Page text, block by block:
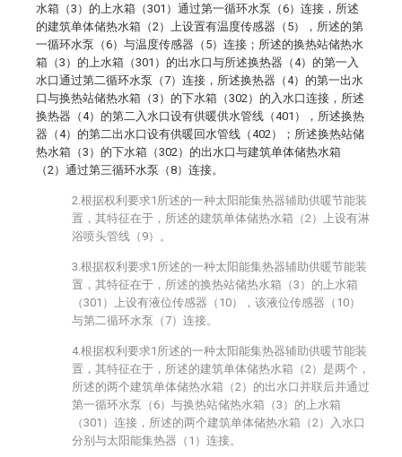
水箱（3）的上水箱（301）通过第一循环水泵（6）连接，所述
的建筑单体储热水箱（2）上设置有温度传感器（5），所述的第
一循环水泵（6）与温度传感器（5）连接；所述的换热站储热水
箱（3）的上水箱（301）的出水口与所述换热器（4）的第一入
水口通过第二循环水泵（7）连接，所述换热器（4）的第一出水
口与换热站储热水箱（3）的下水箱（302）的入水口连接，所述
换热器（4）的第二入水口设有供暖供水管线（401），所述换热
器（4）的第二出水口设有供暖回水管线（402）；所述换热站储
热水箱（3）的下水箱（302）的出水口与建筑单体储热水箱
（2）通过第三循环水泵（8）连接。
2.根据权利要求1所述的一种太阳能集热器辅助供暖节能装
置，其特征在于，所述的建筑单体储热水箱（2）上设有淋
浴喷头管线（9）。
3.根据权利要求1所述的一种太阳能集热器辅助供暖节能装
置，其特征在于，所述的换热站储热水箱（3）的上水箱
（301）上设有液位传感器（10），该液位传感器（10）
与第二循环水泵（7）连接。
4.根据权利要求1所述的一种太阳能集热器辅助供暖节能装
置，其特征在于，所述的建筑单体储热水箱（2）是两个，
所述的两个建筑单体储热水箱（2）的出水口并联后并通过
第一循环水泵（6）与换热站储热水箱（3）的上水箱
（301）连接，所述的两个建筑单体储热水箱（2）入水口
分别与太阳能集热器（1）连接。